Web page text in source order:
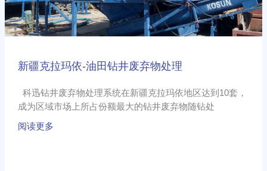
新疆克拉玛依-油田钻井废弃物处理
科迅钻井废弃物处理系统在新疆克拉玛依地区达到10套，
成为区域市场上所占份额最大的钻井废弃物随钻处
田
钻
井
弃
处
理
阅读更多